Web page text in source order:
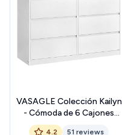
VASAGLE Colección Kailyn
- Cómoda de 6 Cajones
para Dormitorio, Armario de
4.2 51 reviews